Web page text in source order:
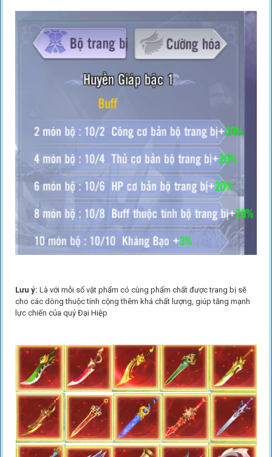
Lưu ý: Là với mỗi số vật phẩm có cùng phẩm chất được trang bị sẽ
cho các dòng thuộc tính cộng thêm khá chất lượng, giúp tăng mạnh
lực chiến của quý Đại Hiệp